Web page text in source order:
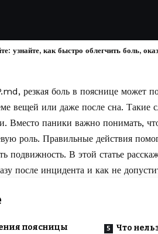
узнайте, как быстро облегчить боль,
, резкая боль в пояснице может
вещей или даже после сна. Такие
Вместо паники важно понимать,
роль. Правильные действия
подвижность. В этой статье
после инцидента и как не
поясницы Что